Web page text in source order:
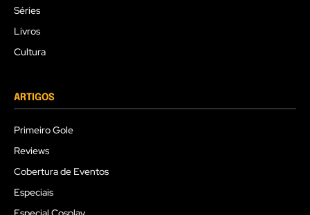
Séries
Livros
Cultura
ARTIGOS
Primeiro Gole
Reviews
Cobertura de Eventos
Especiais